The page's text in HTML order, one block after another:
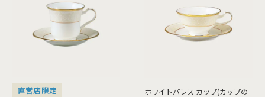
直営店限定
ホワイトパレス カップ(カップの